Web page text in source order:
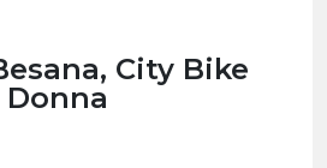
City Bike
Donna